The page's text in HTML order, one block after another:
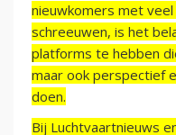
nieuwkomers met
schreeuwen, is het
platforms te hebben
maar ook perspectief
doen.
Bij Luchtvaartnieuws